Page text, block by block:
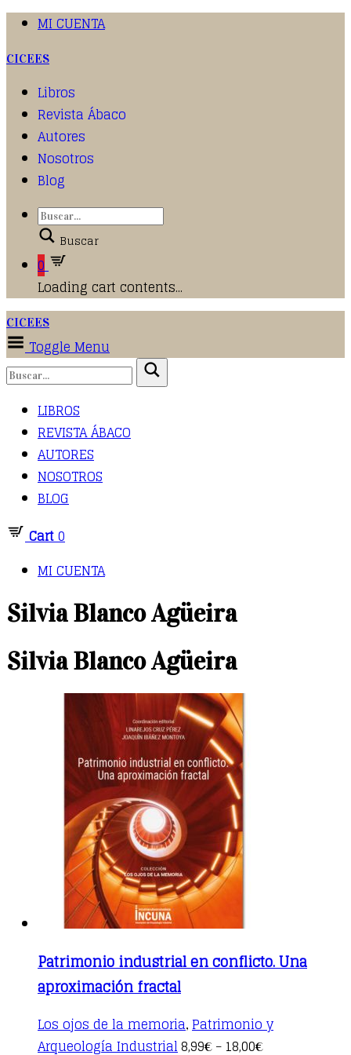
MI CUENTA
CICEES
Libros
Revista Ábaco
Autores
Nosotros
Blog
Buscar
0
Loading cart contents...
CICEES
Toggle Menu
LIBROS
REVISTA ÁBACO
AUTORES
NOSOTROS
BLOG
Cart0
MI CUENTA
Silvia Blanco Agüeira
Silvia Blanco Agüeira
Patrimonio industrial en conflicto. Una
aproximación fractal
Los ojos de la memoria, Patrimonio y
Arqueología Industrial This
8,99€ – 18,00€